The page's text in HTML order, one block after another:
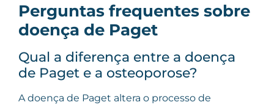
Perguntas frequentes sobre
doença de Paget
Qual a diferença entre a doença
de Paget e a osteoporose?
A doença de Paget altera o processo de